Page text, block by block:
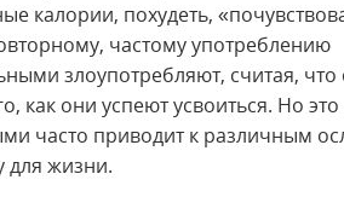
калории, похудеть,
частому употреблению
злоупотребляют, считая,
как они успеют усвоиться. Но это
часто приводит к различным
для жизни.